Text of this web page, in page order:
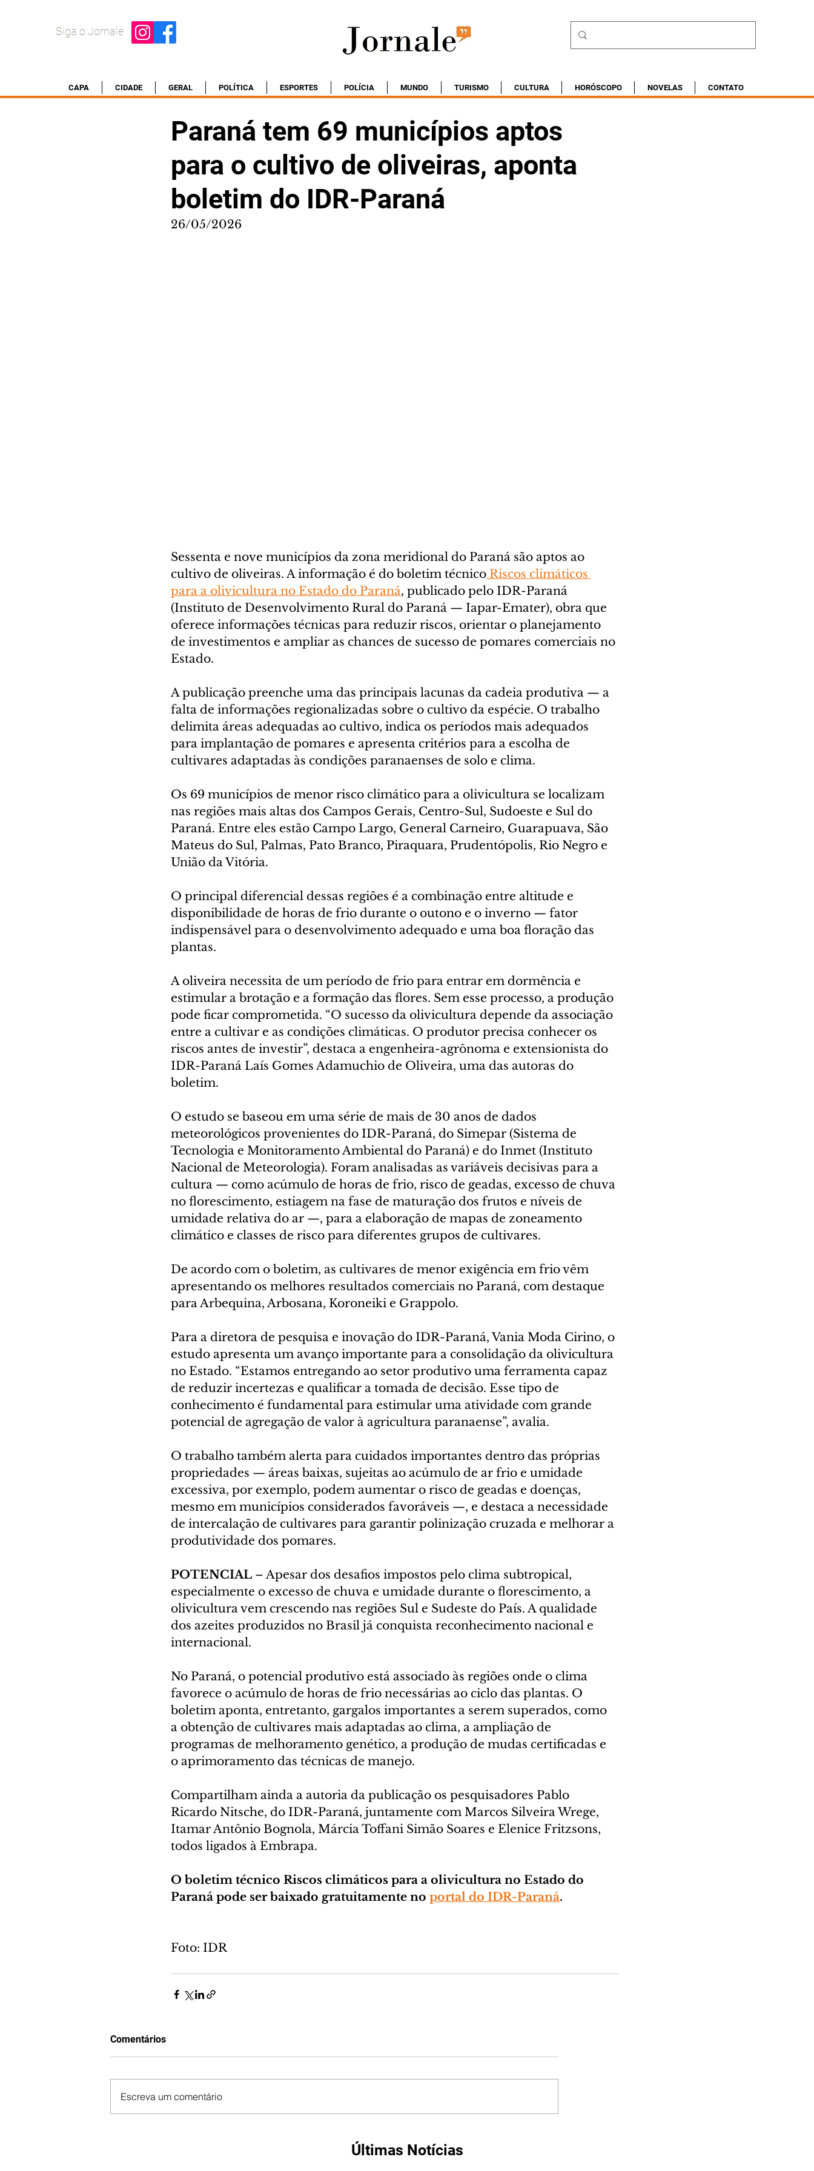
Siga o Jornale
CAPA CIDADE GERAL POLÍTICA ESPORTES POLÍCIA MUNDO TURISMO CULTURA HORÓSCOPO NOVELAS CONTATO
Paraná tem 69 municípios aptos
para o cultivo de oliveiras, aponta
boletim do IDR-Paraná
26/05/2026
Sessenta e nove municípios da zona meridional do Paraná são aptos ao
cultivo de oliveiras. A informação é do boletim técnico Riscos climáticos
para a olivicultura no Estado do Paraná, publicado pelo IDR-Paraná
(Instituto de Desenvolvimento Rural do Paraná — Iapar-Emater), obra que
oferece informações técnicas para reduzir riscos, orientar o planejamento
de investimentos e ampliar as chances de sucesso de pomares comerciais no
Estado.
A publicação preenche uma das principais lacunas da cadeia produtiva — a
falta de informações regionalizadas sobre o cultivo da espécie. O trabalho
delimita áreas adequadas ao cultivo, indica os períodos mais adequados
para implantação de pomares e apresenta critérios para a escolha de
cultivares adaptadas às condições paranaenses de solo e clima.
Os 69 municípios de menor risco climático para a olivicultura se localizam
nas regiões mais altas dos Campos Gerais, Centro-Sul, Sudoeste e Sul do
Paraná. Entre eles estão Campo Largo, General Carneiro, Guarapuava, São
Mateus do Sul, Palmas, Pato Branco, Piraquara, Prudentópolis, Rio Negro e
União da Vitória.
O principal diferencial dessas regiões é a combinação entre altitude e
disponibilidade de horas de frio durante o outono e o inverno — fator
indispensável para o desenvolvimento adequado e uma boa floração das
plantas.
A oliveira necessita de um período de frio para entrar em dormência e
estimular a brotação e a formação das flores. Sem esse processo, a produção
pode ficar comprometida. “O sucesso da olivicultura depende da associação
entre a cultivar e as condições climáticas. O produtor precisa conhecer os
riscos antes de investir”, destaca a engenheira-agrônoma e extensionista do
IDR-Paraná Laís Gomes Adamuchio de Oliveira, uma das autoras do
boletim.
O estudo se baseou em uma série de mais de 30 anos de dados
meteorológicos provenientes do IDR-Paraná, do Simepar (Sistema de
Tecnologia e Monitoramento Ambiental do Paraná) e do Inmet (Instituto
Nacional de Meteorologia). Foram analisadas as variáveis decisivas para a
cultura — como acúmulo de horas de frio, risco de geadas, excesso de chuva
no florescimento, estiagem na fase de maturação dos frutos e níveis de
umidade relativa do ar —, para a elaboração de mapas de zoneamento
climático e classes de risco para diferentes grupos de cultivares.
De acordo com o boletim, as cultivares de menor exigência em frio vêm
apresentando os melhores resultados comerciais no Paraná, com destaque
para Arbequina, Arbosana, Koroneiki e Grappolo.
Para a diretora de pesquisa e inovação do IDR-Paraná, Vania Moda Cirino, o
estudo apresenta um avanço importante para a consolidação da olivicultura
no Estado. “Estamos entregando ao setor produtivo uma ferramenta capaz
de reduzir incertezas e qualificar a tomada de decisão. Esse tipo de
conhecimento é fundamental para estimular uma atividade com grande
potencial de agregação de valor à agricultura paranaense”, avalia.
O trabalho também alerta para cuidados importantes dentro das próprias
propriedades — áreas baixas, sujeitas ao acúmulo de ar frio e umidade
excessiva, por exemplo, podem aumentar o risco de geadas e doenças,
mesmo em municípios considerados favoráveis —, e destaca a necessidade
de intercalação de cultivares para garantir polinização cruzada e melhorar a
produtividade dos pomares.
POTENCIAL – Apesar dos desafios impostos pelo clima subtropical,
especialmente o excesso de chuva e umidade durante o florescimento, a
olivicultura vem crescendo nas regiões Sul e Sudeste do País. A qualidade
dos azeites produzidos no Brasil já conquista reconhecimento nacional e
internacional.
No Paraná, o potencial produtivo está associado às regiões onde o clima
favorece o acúmulo de horas de frio necessárias ao ciclo das plantas. O
boletim aponta, entretanto, gargalos importantes a serem superados, como
a obtenção de cultivares mais adaptadas ao clima, a ampliação de
programas de melhoramento genético, a produção de mudas certificadas e
o aprimoramento das técnicas de manejo.
Compartilham ainda a autoria da publicação os pesquisadores Pablo
Ricardo Nitsche, do IDR-Paraná, juntamente com Marcos Silveira Wrege,
Itamar Antônio Bognola, Márcia Toffani Simão Soares e Elenice Fritzsons,
todos ligados à Embrapa.
O boletim técnico Riscos climáticos para a olivicultura no Estado do
Paraná pode ser baixado gratuitamente no portal do IDR-Paraná.
Foto: IDR
Comentários
Escreva um comentário
Últimas Notícias